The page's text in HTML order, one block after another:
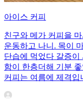
아이스 커피
친구와 메가 커피을
운동하고 나니. 목이
단습에 먹었다 갈증이
함이 한층더해 기분
커피는 여름에 제격입